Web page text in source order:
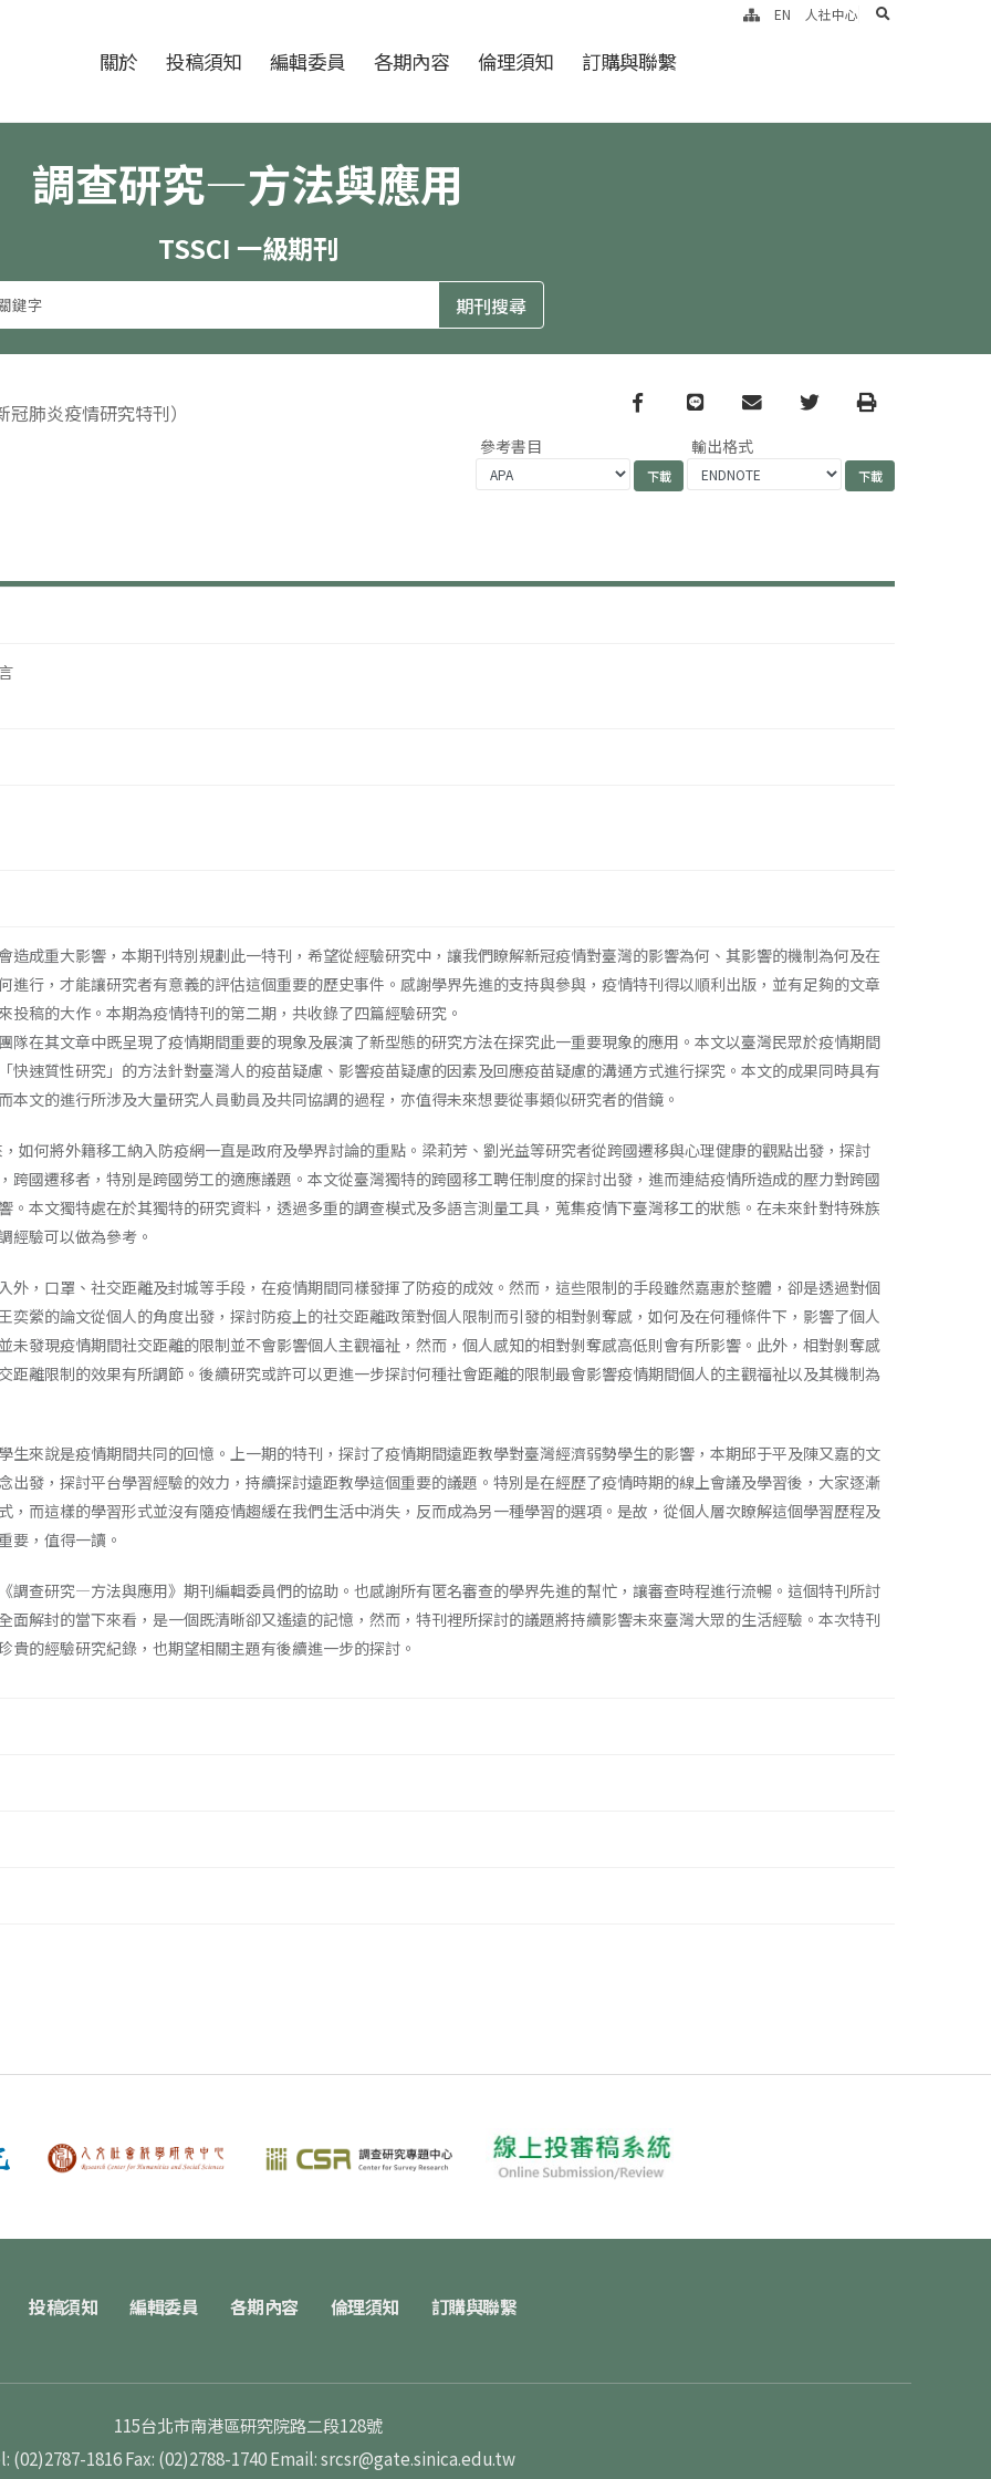
關於 投稿須知 編輯委員 各期內容 倫理須知 訂購與聯繫
EN 人社中心 search
調查研究—方法與應用
TSSCI 一級期刊
肺炎疫情研究特刊） Facebook
line email TwitterPrint
參考書目 輸出格式
造成重大影響，本期刊特別規劃此一特刊，希望從經驗研究中，讓我們瞭解新冠疫情對臺灣的影響為何、其影響的機制為何及在
進行，才能讓研究者有意義的評估這個重要的歷史事件。感謝學界先進的支持與參與，疫情特刊得以順利出版，並有足夠的文章
投稿的大作。本期為疫情特刊的第二期，共收錄了四篇經驗研究。
隊在其文章中既呈現了疫情期間重要的現象及展演了新型態的研究方法在探究此一重要現象的應用。本文以臺灣民眾於疫情期間
快速質性研究」的方法針對臺灣人的疫苗疑慮、影響疫苗疑慮的因素及回應疫苗疑慮的溝通方式進行探究。本文的成果同時具有
本文的進行所涉及大量研究人員動員及共同協調的過程，亦值得未來想要從事類似研究者的借鏡。
如何將外籍移工納入防疫網一直是政府及學界討論的重點。梁莉芳、劉光益等研究者從跨國遷移與心理健康的觀點出發，探討
跨國遷移者，特別是跨國勞工的適應議題。本文從臺灣獨特的跨國移工聘任制度的探討出發，進而連結疫情所造成的壓力對跨國
。本文獨特處在於其獨特的研究資料，透過多重的調查模式及多語言測量工具，蒐集疫情下臺灣移工的狀態。在未來針對特殊族
經驗可以做為參考。
外，口罩、社交距離及封城等手段，在疫情期間同樣發揮了防疫的成效。然而，這些限制的手段雖然嘉惠於整體，卻是透過對個
奕縈的論文從個人的角度出發，探討防疫上的社交距離政策對個人限制而引發的相對剝奪感，如何及在何種條件下，影響了個人
未發現疫情期間社交距離的限制並不會影響個人主觀福祉，然而，個人感知的相對剝奪感高低則會有所影響。此外，相對剝奪感
距離限制的效果有所調節。後續研究或許可以更進一步探討何種社會距離的限制最會影響疫情期間個人的主觀福祉以及其機制為
生來說是疫情期間共同的回憶。上一期的特刊，探討了疫情期間遠距教學對臺灣經濟弱勢學生的影響，本期邱于平及陳又嘉的文
出發，探討平台學習經驗的效力，持續探討遠距教學這個重要的議題。特別是在經歷了疫情時期的線上會議及學習後，大家逐漸
，而這樣的學習形式並沒有隨疫情趨緩在我們生活中消失，反而成為另一種學習的選項。是故，從個人層次瞭解這個學習歷程及
要，值得一讀。
調查研究—方法與應用》期刊編輯委員們的協助。也感謝所有匿名審查的學界先進的幫忙，讓審查時程進行流暢。這個特刊所討
面解封的當下來看，是一個既清晰卻又遙遠的記憶，然而，特刊裡所探討的議題將持續影響未來臺灣大眾的生活經驗。本次特刊
貴的經驗研究紀錄，也期望相關主題有後續進一步的探討。
投稿須知 編輯委員 各期內容 倫理須知 訂購與聯繫
115台北市南港區研究院路二段128號
(02)2787-1816 Fax: (02)2788-1740 Email: srcsr@gate.sinica.edu.tw